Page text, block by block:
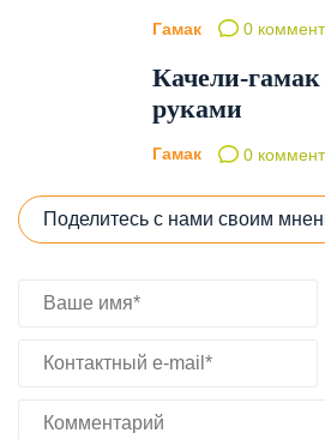
Гамак 0
Качели-
руками
Гамак 0
Поделитесь с нами своим